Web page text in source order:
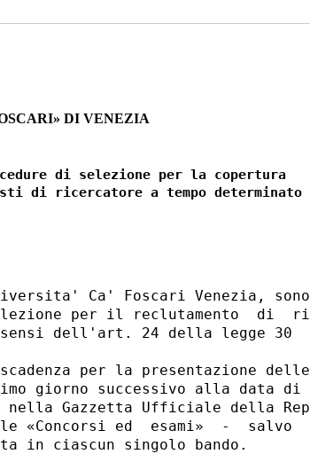
DI VENEZIA
di selezione per la copertura
di ricercatore a tempo determinato
Ca' Foscari Venezia,
per il reclutamento  di
dell'art. 24 della legge 30
per la presentazione
giorno successivo alla data
nella Gazzetta Ufficiale della
«Concorsi ed  esami»  -  salvo
in ciascun singolo bando.